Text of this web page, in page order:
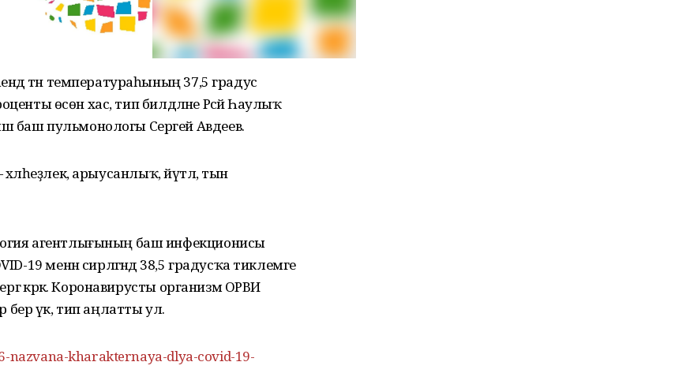
тән температураһының 37,5 градус
өсөн хас, тип билдәләне Рәсәй Һаулыҡ
пульмонологы Сергей Авдеев.
хәлһеҙлек, арыусанлыҡ, йүтәл, тын
агентлығының баш инфекционисы
19 менән сирләгәндә 38,5 градусҡа тиклемге
кәрәк. Коронавирусты организм ОРВИ
бер үк, тип аңлатты ул.
nazvana-kharakternaya-dlya-covid-19-